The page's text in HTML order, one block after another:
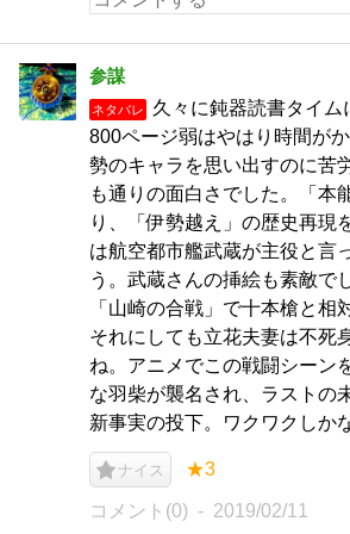
参謀
ネタバレ
久々に鈍器読書タイム
800ページ弱はやはり時間が
勢のキャラを思い出すのに苦
も通りの面白さでした。「本
り、「伊勢越え」の歴史再現
は航空都市艦武蔵が主役と言
う。武蔵さんの挿絵も素敵で
「山崎の合戦」で十本槍と相
それにしても立花夫妻は不死
ね。アニメでこの戦闘シーン
な羽柴が襲名され、ラストの
新事実の投下。ワクワクしか
ナイス ★3
コメント(0) 2019/02/11